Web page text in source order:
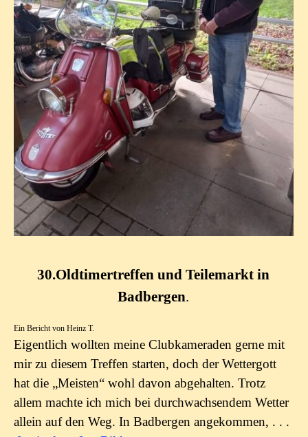
30.Oldtimertreffen und Teilemarkt in
Badbergen.
Ein Bericht von Heinz T.
Eigentlich wollten meine Clubkameraden gerne mit
mir zu diesem Treffen starten, doch der Wettergott
hat die „Meisten“ wohl davon abgehalten. Trotz
allem machte ich mich bei durchwachsendem Wetter
allein auf den Weg. In Badbergen angekommen, . . .